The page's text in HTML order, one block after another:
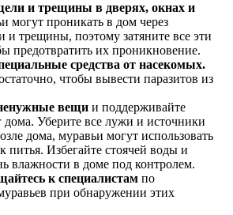
и трещины в дверях, окнах и
могут проникать в дом через
и трещины, поэтому затяните все эти
предотвратить их проникновение.
средства от насекомых.
чтобы вывести паразитов из
вещи и поддерживайте
дома. Уберите все лужи и источники
дома, муравьи могут использовать
питья. Избегайте стоячей воды и
влажности в доме под контролем.
к специалистам по
при обнаружении этих